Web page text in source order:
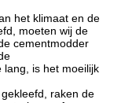
het klimaat en de
moeten wij de
cementmodder
lang, is het moeilijk
raken de